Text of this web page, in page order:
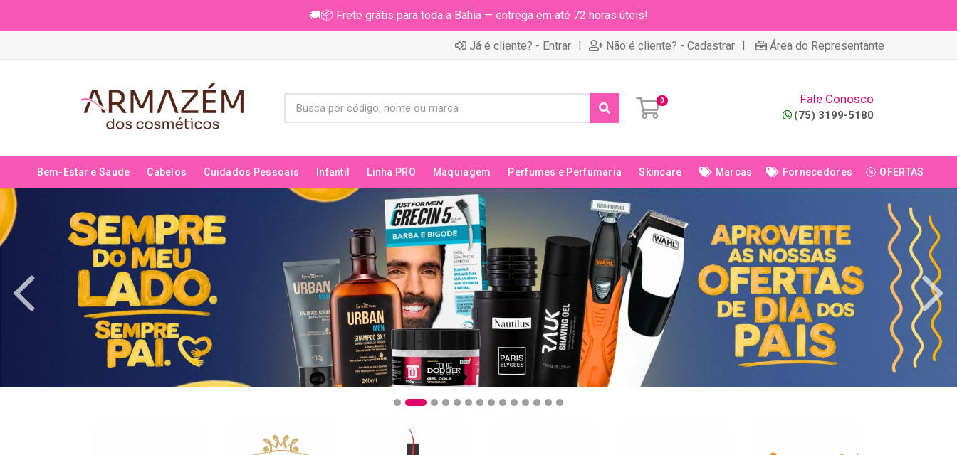
🚚📦 Frete grátis para toda a Bahia — entrega em até 72 horas úteis!
Já é cliente? - Entrar | Não é cliente? - Cadastrar | Área do Representante
0 Fale Conosco
(75) 3199-5180
Bem-Estar e Saude Cabelos Cuidados Pessoais Infantil Linha PRO Maquiagem Perfumes e Perfumaria Skincare Marcas Fornecedores OFERTAS